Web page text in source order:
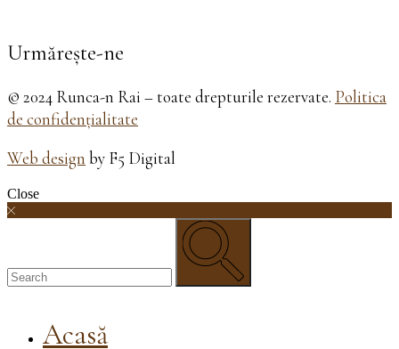
Urmărește-ne
© 2024 Runca-n Rai – toate drepturile rezervate. Politica
de confidențialitate
Web design by F5 Digital
Close
Acasă